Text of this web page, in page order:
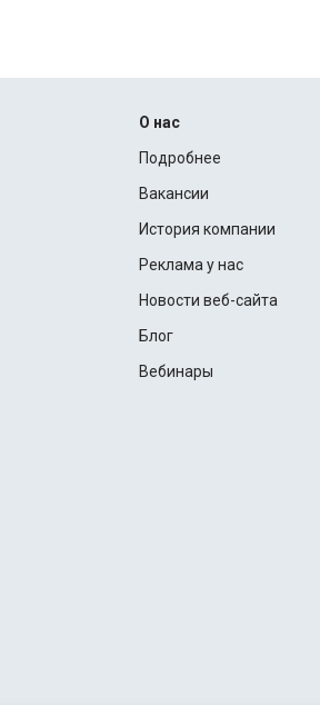
О нас
Подробнее
Вакансии
История компании
Реклама у нас
Новости веб-сайта
Блог
Вебинары